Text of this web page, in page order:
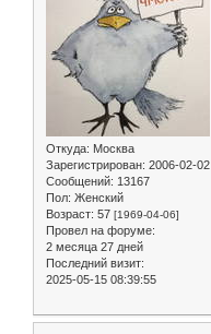
Откуда: Москва
Зарегистрирован: 2006-02-02
Сообщений: 13167
Пол: Женский
Возраст: 57 [1969-04-06]
Провел на форуме:
2 месяца 27 дней
Последний визит:
2025-05-15 08:39:55